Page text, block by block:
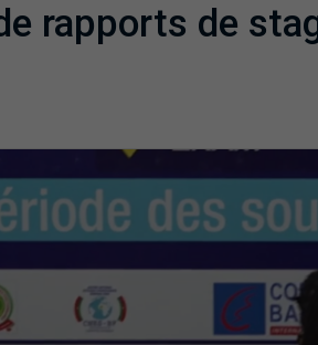
rapports de